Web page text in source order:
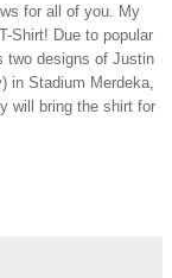
for all of you. My
Shirt! Due to popular
two designs of Justin
in Stadium Merdeka,
will bring the shirt for